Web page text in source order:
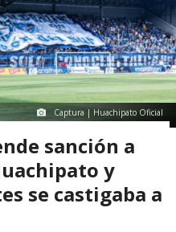
Captura | Huachipato Oficial
sanción a
y
se castigaba a